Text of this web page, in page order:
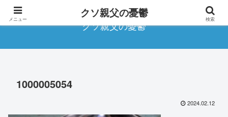
クソ親父の憂鬱
1000005054
2024.02.12
メニュー クソ親父の憂鬱 検索